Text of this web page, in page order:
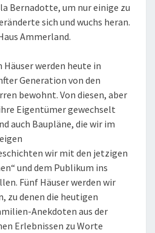
Bernadotte, um nur einige zu
sich und wuchs heran.
Ammerland.
werden heute in
Generation von den
bewohnt. Von diesen, aber
Eigentümer gewechselt
auch Baupläne, die wir im
wir mit den jetzigen
und dem Publikum ins
Fünf Häuser werden wir
zu denen die heutigen
Anekdoten aus der
Erlebnissen zu Worte